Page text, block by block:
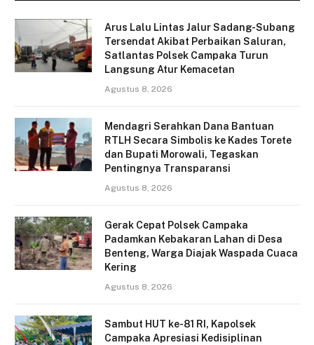
Arus Lalu Lintas Jalur Sadang-Subang
Tersendat Akibat Perbaikan Saluran,
Satlantas Polsek Campaka Turun
Langsung Atur Kemacetan
Agustus 8, 2026
Mendagri Serahkan Dana Bantuan
RTLH Secara Simbolis ke Kades Torete
dan Bupati Morowali, Tegaskan
Pentingnya Transparansi
Agustus 8, 2026
Gerak Cepat Polsek Campaka
Padamkan Kebakaran Lahan di Desa
Benteng, Warga Diajak Waspada Cuaca
Kering
Agustus 8, 2026
Sambut HUT ke-81 RI, Kapolsek
Campaka Apresiasi Kedisiplinan